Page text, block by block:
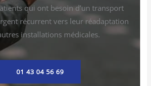
qui ont besoin d’un transport
récurrent vers leur réadaptation
installations médicales.
01 43 04 56 69